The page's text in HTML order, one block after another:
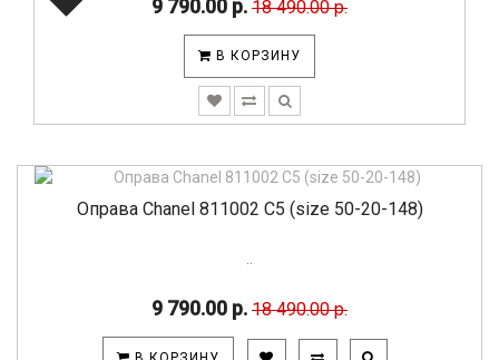
9 790.00 р. 18 490.00 р.
В КОРЗИНУ
Оправа Chanel 811002 C5 (size 50-20-148)
9 790.00 р. 18 490.00 р.